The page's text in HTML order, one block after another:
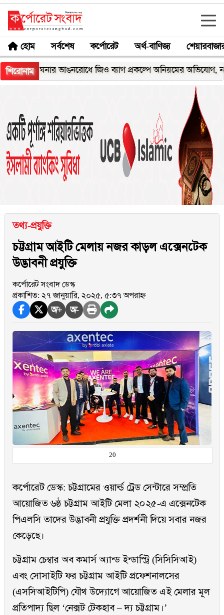
হোম সর্বশেষ কর্পোরেট অর্থ-বাণিজ্য
শিরোনাম
মেঘনার ভাঙনরোধে জিও ব্যাগ প্রকল্পে অনিয়মের অভিযোগ, নদীরকূলে
তথ্য-প্রযুক্তি
চট্টগ্রাম আইটি মেলায় নজর কাড়ল এক্সেনটেক
উদ্ভাবনী প্রযুক্তি
কর্পোরেট সংবাদ ডেস্ক
প্রকাশিত: ২৭ জানুয়ারি, ২০২৫, ৫:৩৭ অপরাহ্ন
অ+ অ-
20
কর্পোরেট ডেস্ক: চট্টগ্রামের ওয়ার্ল্ড ট্রেড সেন্টারে সম্প্রতি
আয়োজিত ৬ষ্ঠ চট্টগ্রাম আইটি মেলা ২০২৫-এ এক্সেনটেক
পিএলসি তাদের উদ্ভাবনী প্রযুক্তি প্রদর্শনী দিয়ে সবার নজর
কেড়েছে।
চট্টগ্রাম চেম্বার অব কমার্স অ্যান্ড ইন্ডাস্ট্রি (সিসিসিআই)
এবং সোসাইটি ফর চট্টগ্রাম আইটি প্রফেশনালসের
(এসসিআইটিপি) যৌথ উদ্যোগে আয়োজিত এই মেলার মূল
প্রতিপাদ্য ছিল ‘নেক্সট টেকহাব – দ্য চট্টগ্রাম।’